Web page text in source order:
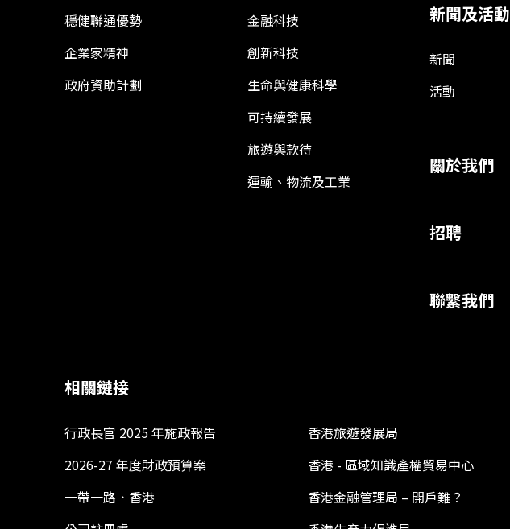
穩健聯通優勢
企業家精神
政府資助計劃
金融科技
創新科技
生命與健康科學
可持續發展
旅遊與款待
運輸、物流及工業
新聞及活動
新聞
活動
關於我們
招聘
聯繫我們
相關鏈接
行政長官 2025 年施政報告
2026-27 年度財政預算案
一帶一路．香港
香港旅遊發展局
香港 - 區域知識產權貿易中心
香港金融管理局 – 開戶難？